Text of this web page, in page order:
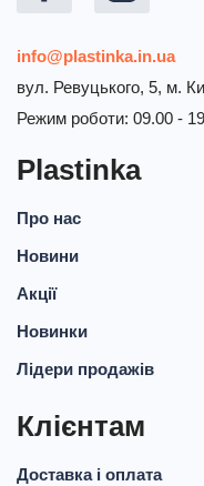
Plastinka
Про нас
Новини
Акції
Новинки
Лідери продажів
Клієнтам
Доставка і оплата
info@plastinka.in.ua
вул. Ревуцького, 5, м.
Режим роботи: 09.00 -